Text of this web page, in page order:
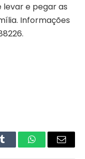
levar e pegar as
Informações
Tumblr WhatsAppEmail